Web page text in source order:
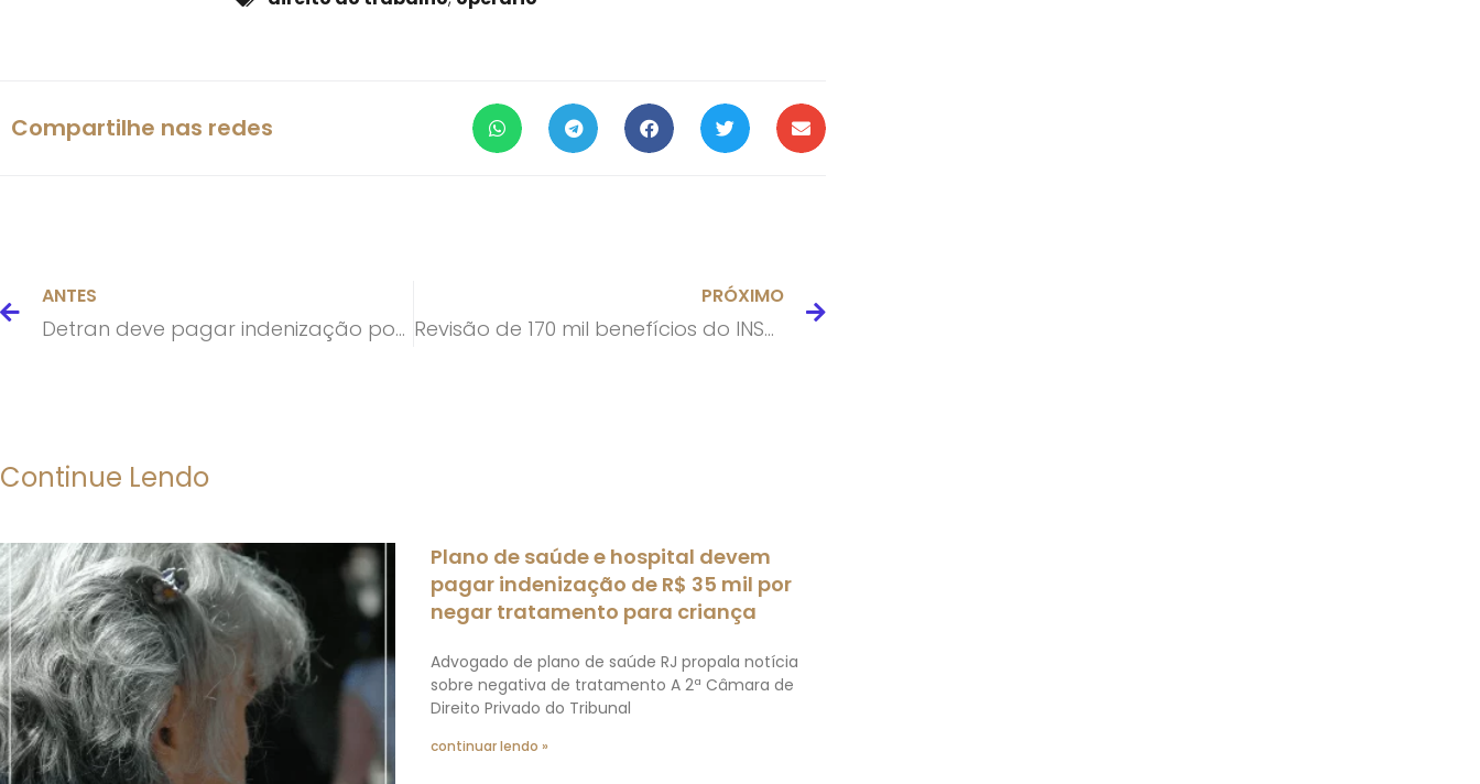
Compartilhe nas redes
ANTES
Detran deve pagar indenização por atraso na entrega da CNH
PRÓXIMO
Revisão de 170 mil benefícios do INSS começa em agosto
Continue Lendo
Plano de saúde e hospital devem
pagar indenização de R$ 35 mil por
negar tratamento para criança
Advogado de plano de saúde RJ propala notícia
sobre negativa de tratamento A 2ª Câmara de
Direito Privado do Tribunal
continuar lendo »